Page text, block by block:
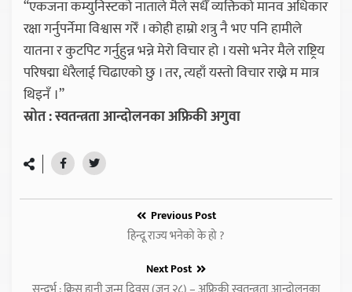
“एकजना कम्युनिस्टको नाताले मैले सधैँ व्यक्तिको मानव अधिकार
रक्षा गर्नुपर्नेमा विश्वास गरेँ । कोही हाम्रो शत्रु नै भए पनि हामीले
यातना र कुटपिट गर्नुहुन्न भन्ने मेरो विचार हो । यसो भनेर मैले राष्ट्रिय
परिषद्मा धेरैलाई चिढाएको छु । तर, त्यहाँ यस्तो विचार राख्ने म मात्र
थिइनँ ।”
स्रोत : स्वतन्त्रता आन्दोलनका अफ्रिकी अगुवा
Previous Post
हिन्दू राज्य भनेको के हो ?
Next Post